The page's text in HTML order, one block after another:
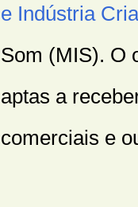
e Indústria
Som (MIS). O
aptas a
comerciais e